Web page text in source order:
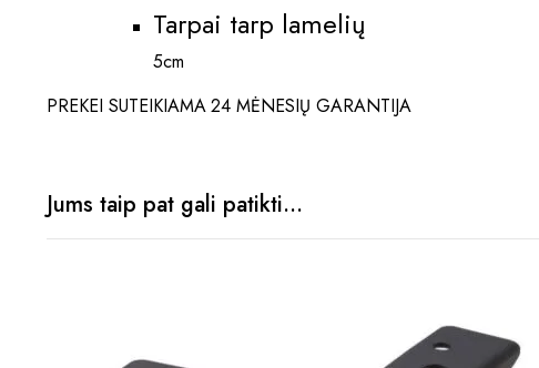
Tarpai tarp lamelių
5cm
PREKEI SUTEIKIAMA 24 MĖNESIŲ GARANTIJA
Jums taip pat gali patikti…